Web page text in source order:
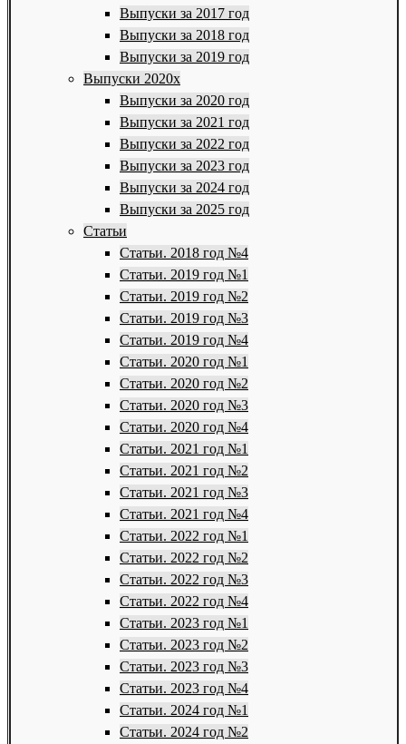
Выпуски за 2017 год
Выпуски за 2018 год
Выпуски за 2019 год
Выпуски 2020х
Выпуски за 2020 год
Выпуски за 2021 год
Выпуски за 2022 год
Выпуски за 2023 год
Выпуски за 2024 год
Выпуски за 2025 год
Статьи
Статьи. 2018 год №4
Статьи. 2019 год №1
Статьи. 2019 год №2
Статьи. 2019 год №3
Статьи. 2019 год №4
Статьи. 2020 год №1
Статьи. 2020 год №2
Статьи. 2020 год №3
Статьи. 2020 год №4
Статьи. 2021 год №1
Статьи. 2021 год №2
Статьи. 2021 год №3
Статьи. 2021 год №4
Статьи. 2022 год №1
Статьи. 2022 год №2
Статьи. 2022 год №3
Статьи. 2022 год №4
Статьи. 2023 год №1
Статьи. 2023 год №2
Статьи. 2023 год №3
Статьи. 2023 год №4
Статьи. 2024 год №1
Статьи. 2024 год №2